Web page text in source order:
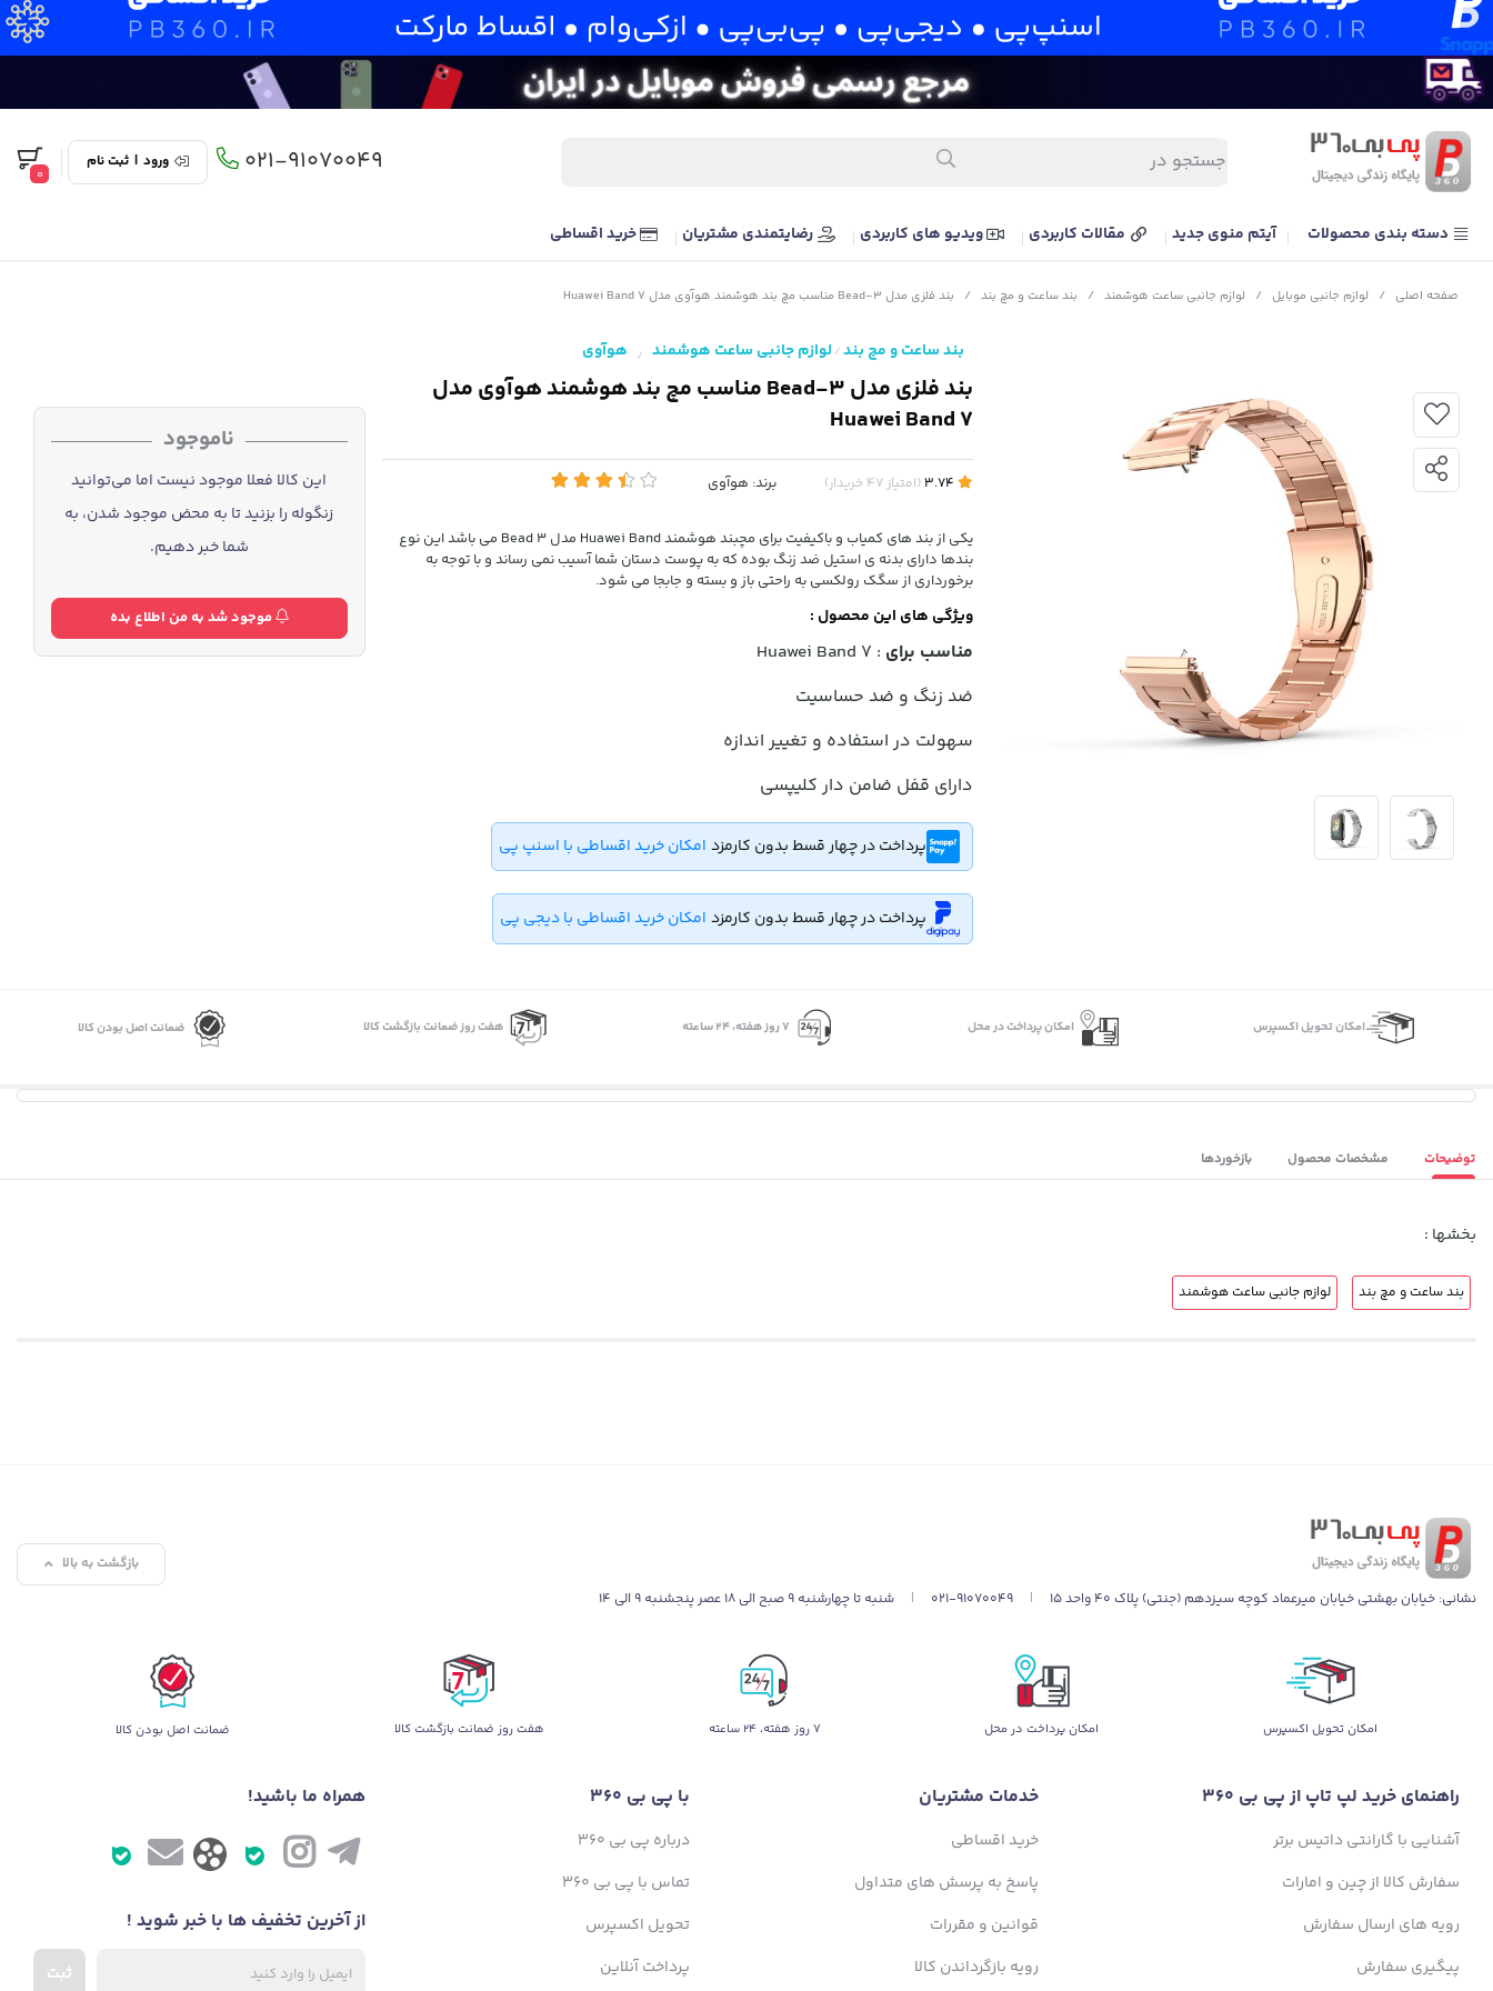
021-91070049 ورود | ثبت نام
0
دسته بندی محصولات آیتم منوی جدید مقالات کاربردی ویدیو های کاربردی رضایتمندی مشتریان خرید اقساطی
صفحه اصلی / لوازم جانبی موبایل / لوازم جانبی ساعت هوشمند / بند ساعت و مچ بند / بند فلزی مدل Bead-3 مناسب مچ بند هوشمند هوآوی مدل Huawei Band 7
بند ساعت و مچ بند/ لوازم جانبی ساعت هوشمند / هوآوی
بند فلزی مدل Bead-3 مناسب مچ بند هوشمند هوآوی مدل
Huawei Band 7
(امتیاز 47 خریدار) برند: هوآوی
یکی از بند های کمیاب و باکیفیت برای مچبند هوشمند Huawei Band مدل Bead 3 می باشد این نوع
بندها دارای بدنه ی استیل ضد زنگ بوده که به پوست دستان شما آسیب نمی رساند و با توجه به
برخورداری از سگک رولکسی به راحتی باز و بسته و جابجا می شود.
ویژگی های این محصول :
مناسب برای : Huawei Band 7
ضد زنگ و ضد حساسیت
سهولت در استفاده و تغییر اندازه
دارای قفل ضامن دار کلیپسی
پرداخت در چهار قسط بدون کارمزد امکان خرید اقساطی با اسنپ پی
پرداخت در چهار قسط بدون کارمزد امکان خرید اقساطی با دیجی پی
ناموجود
این کالا فعلا موجود نیست اما می‌توانید
زنگوله را بزنید تا به محض موجود شدن، به
شما خبر دهیم.
موجود شد به من اطلاع بده
اﻣﮑﺎن ﺗﺤﻮﯾﻞ اﮐﺴﭙﺮس امکان پرداخت در محل ۷ روز ﻫﻔﺘﻪ، ۲۴ ﺳﺎﻋﺘﻪ هفت روز ضمانت بازگشت کالا ضمانت اصل بودن کالا
توضیحات مشخصات محصول بازخوردها
بخشها :
بند ساعت و مچ بند لوازم جانبی ساعت هوشمند
نشانی: خیابان بهشتی خیابان میرعماد کوچه سیزدهم (جنتی) پلاک ۴۰ واحد ۱۵ |
021-91070049
| شنبه تا چهارشنبه 9 صبح الی 18 عصر پنجشنبه 9 الی 14
بازگشت به بالا
اﻣﮑﺎن ﺗﺤﻮﯾﻞ اﮐﺴﭙﺮس امکان پرداخت در محل ۷ روز ﻫﻔﺘﻪ، ۲۴ ﺳﺎﻋﺘﻪ هفت روز ضمانت بازگشت کالا ضمانت اصل بودن کالا
راهنمای خرید لپ تاپ از پی بی 360
آشنایی با گارانتی داتیس برتر
سفارش کالا از چین و امارات
رویه های ارسال سفارش
پیگیری سفارش
خدمات مشتریان
خرید اقساطی
پاسخ به پرسش های متداول
قوانین و مقررات
رویه بازگرداندن کالا
با پی بی 360
درباره پی بی 360
تماس با پی بی 360
تحویل اکسپرس
پرداخت آنلاین
همراه ما باشید!
از آخرین تخفیف ها با خبر شوید !
ثبت